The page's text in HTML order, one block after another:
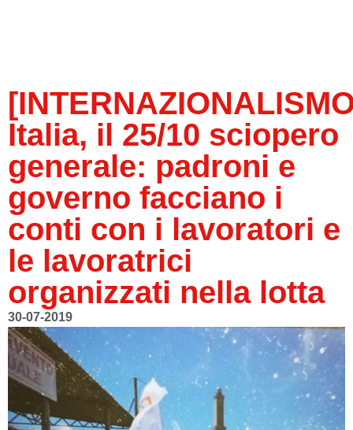
Italia, il 25/10 sciopero
generale: padroni e
governo facciano i
conti con i lavoratori e
le lavoratrici
organizzati nella lotta
30-07-2019